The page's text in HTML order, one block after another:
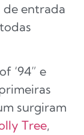
entrada
‘94” e
surgiram
Tree,